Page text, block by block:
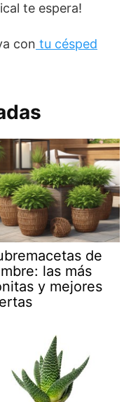
te espera!
con tu césped
de
las más
y mejores